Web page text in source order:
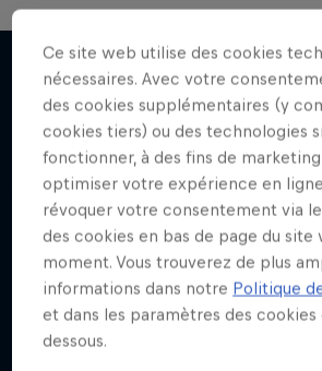
J'EN VEUX ENCORE !
Ce site web utilise des cookies
nécessaires. Avec votre
des cookies supplémentaires (y
cookies tiers) ou des technologies
fonctionner, à des fins de
optimiser votre expérience en
révoquer votre consentement via
des cookies en bas de page du site
moment. Vous trouverez de plus
informations dans notre Politique
et dans les paramètres des
dessous.